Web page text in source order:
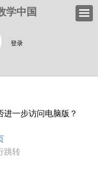
学中国
登录
一步访问电脑版？
跳转